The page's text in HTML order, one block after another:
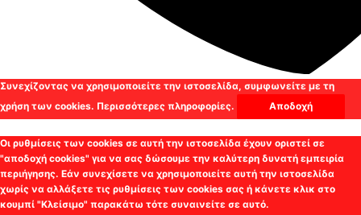
Συνεχίζοντας να χρησιμοποιείτε την ιστοσελίδα, συμφωνείτε με τη
χρήση των cookies. Περισσότερες πληροφορίες. Αποδοχή
Οι ρυθμίσεις των cookies σε αυτή την ιστοσελίδα έχουν οριστεί σε
"αποδοχή cookies" για να σας δώσουμε την καλύτερη δυνατή εμπειρία
περιήγησης. Εάν συνεχίσετε να χρησιμοποιείτε αυτή την ιστοσελίδα
χωρίς να αλλάξετε τις ρυθμίσεις των cookies σας ή κάνετε κλικ στο
κουμπί "Κλείσιμο" παρακάτω τότε συναινείτε σε αυτό.